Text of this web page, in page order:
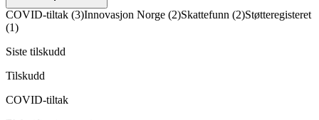
COVID-tiltak (3)Innovasjon Norge (2)Skattefunn (2)Støtteregisteret
(1)
Siste tilskudd
Tilskudd
COVID-tiltak